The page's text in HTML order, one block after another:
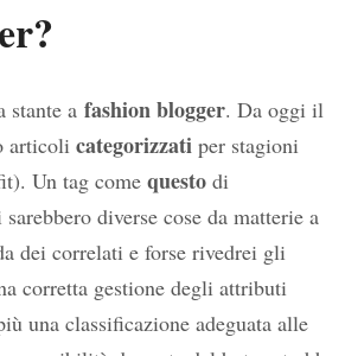
stante a fashion blogger. Da oggi il
articoli categorizzati per stagioni
Un tag come questo di
diverse cose da matterie a
dei correlati e forse rivedrei gli
corretta gestione degli attributi
una classificazione adeguata alle